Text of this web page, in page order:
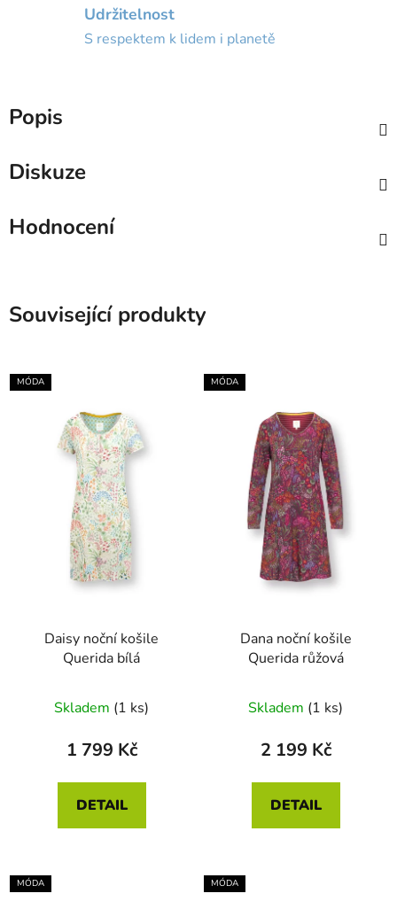
Udržitelnost
S respektem k lidem i planetě
Popis
Diskuze
Hodnocení
Související produkty
MÓDA
Daisy noční košile
Querida bílá
Skladem (1 ks)
1 799 Kč
DETAIL
MÓDA
Dana noční košile
Querida růžová
Skladem (1 ks)
2 199 Kč
DETAIL
MÓDA MÓDA